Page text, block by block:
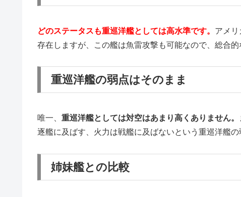
どのステータスも重巡洋艦としては高水準です。 アメ
存在しますが、この艦は魚雷攻撃も可能なので、総合的
重巡洋艦の弱点はそのまま
唯一、 重巡洋艦としては対空はあまり高くありません。
逐艦に及ばす、火力は戦艦に及ばないという重巡洋艦の
姉妹艦との比較